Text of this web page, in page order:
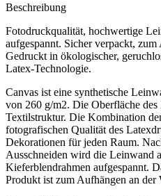
Beschreibung
Fotodruckqualität, hochwertige
aufgespannt. Sicher verpackt,
Gedruckt in ökologischer,
Latex-Technologie.
Canvas ist eine synthetische
von 260 g/m2. Die Oberfläche
Textilstruktur. Die Kombination
fotografischen Qualität des
Dekorationen für jeden Raum.
Ausschneiden wird die Leinwand
Kieferblendrahmen aufgespannt.
Produkt ist zum Aufhängen an der